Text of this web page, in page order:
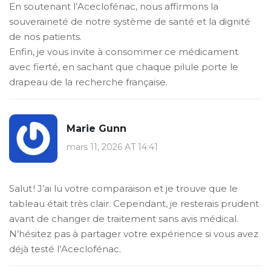
En soutenant l’Aceclofénac, nous affirmons la
souveraineté de notre système de santé et la dignité
de nos patients.
Enfin, je vous invite à consommer ce médicament
avec fierté, en sachant que chaque pilule porte le
drapeau de la recherche française.
Marie Gunn
mars 11, 2026 AT 14:41
Salut ! J’ai lu votre comparaison et je trouve que le
tableau était très clair. Cependant, je resterais prudent
avant de changer de traitement sans avis médical.
N’hésitez pas à partager votre expérience si vous avez
déjà testé l’Aceclofénac.